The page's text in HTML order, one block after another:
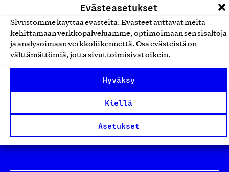
Evästeasetukset
Sivustomme käyttää evästeitä. Evästeet auttavat meitä
kehittämään verkkopalveluamme, optimoimaan sen sisältöjä
ja analysoimaan verkkoliikennettä. Osa evästeistä on
välttämättömiä, jotta sivut toimisivat oikein.
Hyväksy
Kiellä
Asetukset
Design From Finland
Yhteiskunnallinen Yritys -merkki